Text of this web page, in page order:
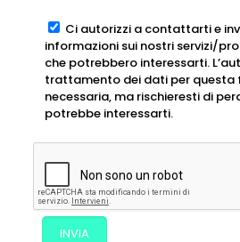
Ci autorizzi a contattarti e
informazioni sui nostri servizi/
che potrebbero interessarti.
trattamento dei dati per questa
necessaria, ma rischieresti di
potrebbe interessarti.